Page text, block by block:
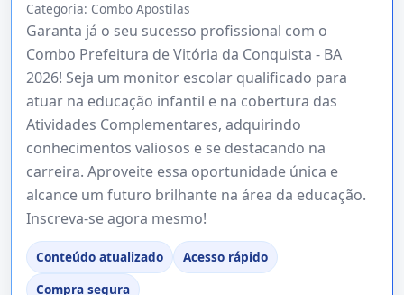
Categoria: Combo Apostilas
Garanta já o seu sucesso profissional com o
Combo Prefeitura de Vitória da Conquista - BA
2026! Seja um monitor escolar qualificado para
atuar na educação infantil e na cobertura das
Atividades Complementares, adquirindo
conhecimentos valiosos e se destacando na
carreira. Aproveite essa oportunidade única e
alcance um futuro brilhante na área da educação.
Inscreva-se agora mesmo!
Conteúdo atualizado
Acesso rápido
Compra segura